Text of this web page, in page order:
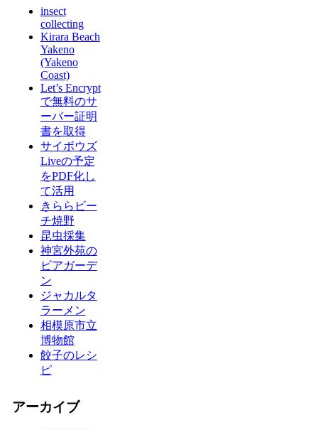
insect
collecting
Kirara Beach
Yakeno
(Yakeno
Coast)
Let’s Encrypt
で無料のサ
ーバー証明
書を取得
サイボウズ
Liveの予定
をPDF化し
て活用
きららビー
チ焼野
昆虫採集
神宮外苑の
ビアガーデ
ン
ジャカルタ
ラーメン
相模原市立
博物館
餃子のレシ
ピ
アーカイブ